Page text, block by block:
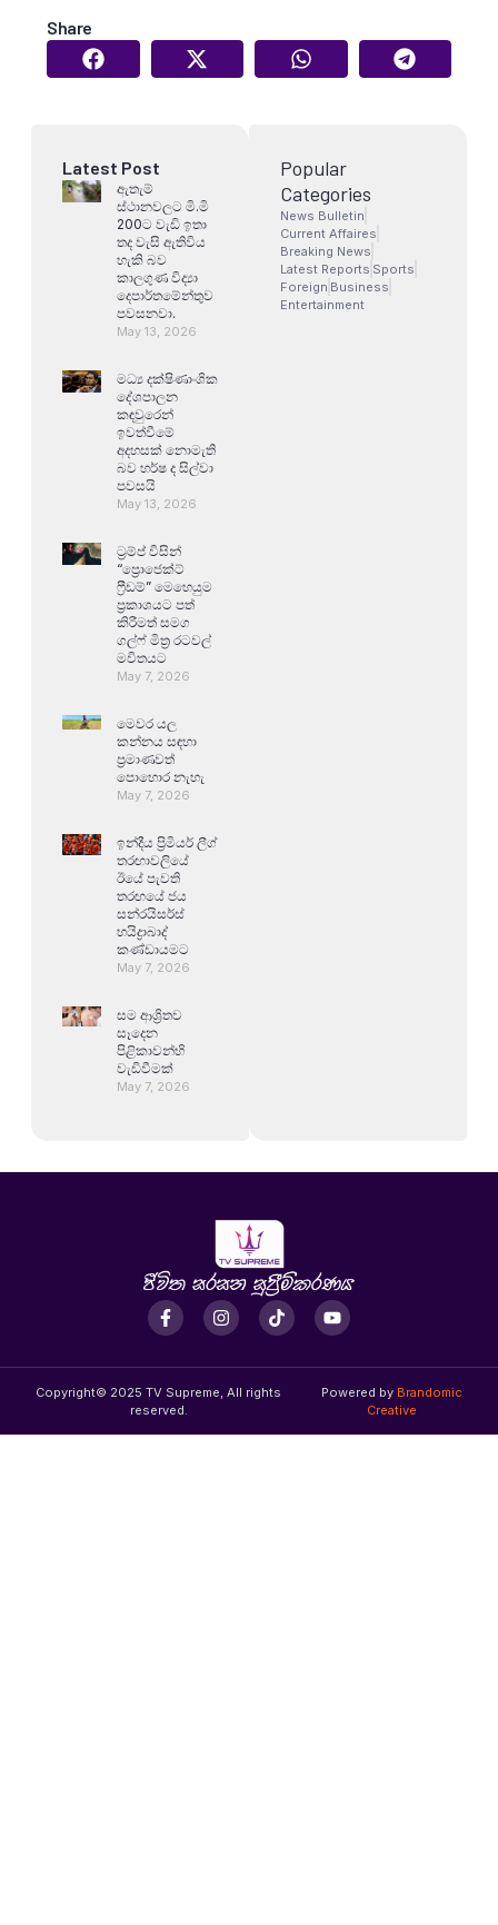
Share
Latest Post
ඇතැම්
ස්ථානවලට මි.මි
200ට වැඩි ඉතා
තද වැසි ඇතිවිය
හැකි බව
කාලගුණ විද්‍යා
දෙපාර්තමේන්තුව
පවසනවා.
May 13, 2026
මධ්‍ය දක්ෂිණාංශික
දේශපාලන
කඳවුරෙන්
ඉවත්වීමේ
අදහසක් නොමැති
බව හර්ෂ ද සිල්වා
පවසයි
May 13, 2026
ට්‍රම්ප් විසින්
“ප්‍රොජෙක්ට්
ෆ්‍රීඩම්” මෙහෙයුම
ප්‍රකාශයට පත්
කිරීමත් සමග
ගල්ෆ් මිත්‍ර රටවල්
මවිතයට
May 7, 2026
මෙවර යල
කන්නය සඳහා
ප්‍රමාණවත්
පොහොර නැහැ
May 7, 2026
ඉන්දීය ප්‍රිමියර් ලීග්
තරඟාවලියේ
ඊයේ පැවති
තරඟයේ ජය
සන්රයිසර්ස්
හයිද්‍රාබාද්
කණ්ඩායමට
May 7, 2026
සම ආශ්‍රිතව
සෑදෙන
පිළිකාවන්හි
වැඩිවීමක්
May 7, 2026
Popular
Categories
News Bulletin
Current Affaires
Breaking News
Latest Reports Sports
Foreign Business
Entertainment
Copyright© 2025 TV Supreme, All rights
reserved.
Powered by Brandomic
Creative